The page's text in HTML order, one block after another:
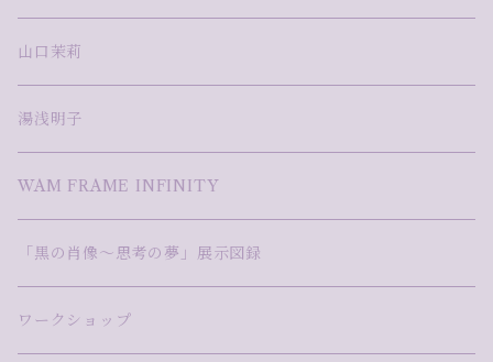
山口茉莉
湯浅明子
WAM FRAME INFINITY
「黒の肖像～思考の夢」展示図録
ワークショップ